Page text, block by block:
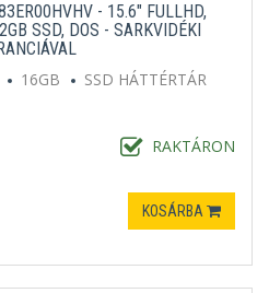
- 15.6" FULLHD,
SSD, DOS - SARKVIDÉKI
16GB
SSD HÁTTÉRTÁR
RAKTÁRON
KOSÁRBA